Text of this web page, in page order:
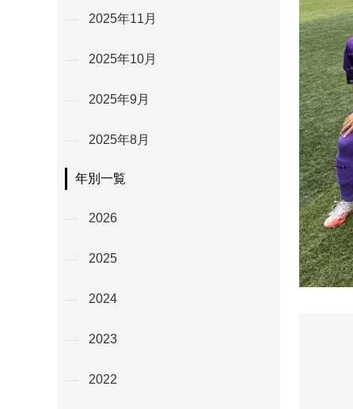
2025年11月
2025年10月
2025年9月
2025年8月
年別一覧
2026
2025
2024
2023
2022